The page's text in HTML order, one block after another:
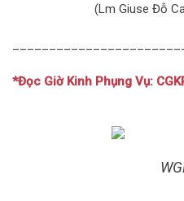
(Lm Giuse Đỗ
*Đọc Giờ Kinh Phụng Vụ: